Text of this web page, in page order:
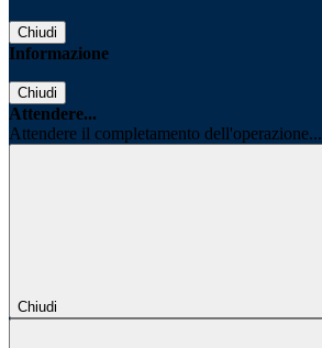
Chiudi
Informazione
Chiudi
Attendere...
Attendere il completamento dell'operazione...
Chiudi